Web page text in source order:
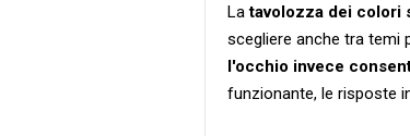
Latavolozza dei colori
scegliere anche tra temi
l'occhio invece
funzionante, le risposte